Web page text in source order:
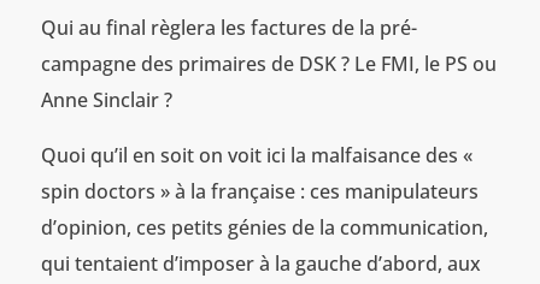
Qui au final règlera les factures de la pré-
campagne des primaires de DSK ? Le FMI, le PS ou
Anne Sinclair ?
Quoi qu’il en soit on voit ici la malfaisance des «
spin doctors » à la française : ces manipulateurs
d’opinion, ces petits génies de la communication,
qui tentaient d’imposer à la gauche d’abord, aux